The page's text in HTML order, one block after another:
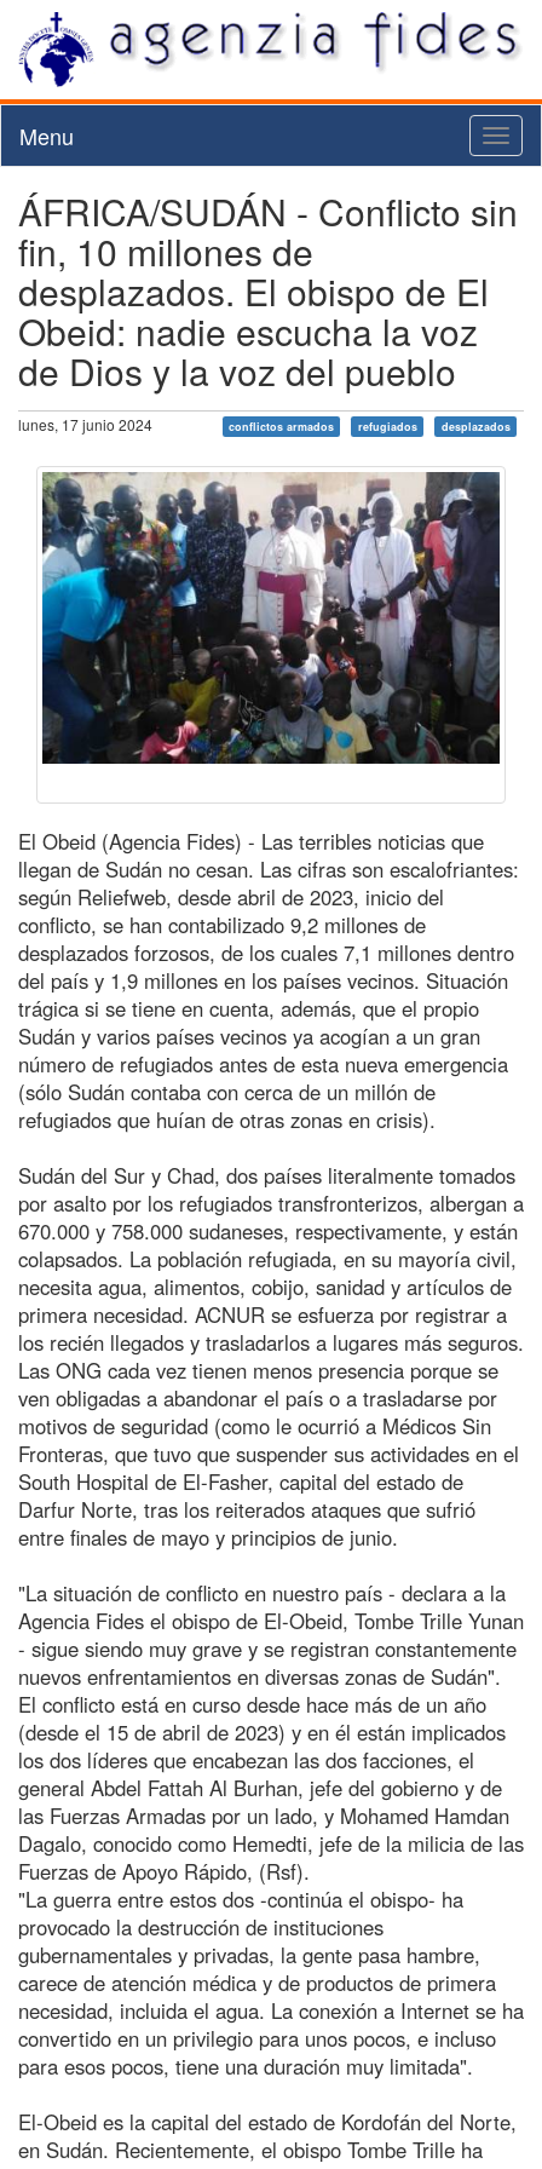
Menu
ÁFRICA/SUDÁN - Conflicto sin
fin, 10 millones de
desplazados. El obispo de El
Obeid: nadie escucha la voz
de Dios y la voz del pueblo
lunes, 17 junio 2024 conflictos armados refugiados desplazados
El Obeid (Agencia Fides) - Las terribles noticias que
llegan de Sudán no cesan. Las cifras son escalofriantes:
según Reliefweb, desde abril de 2023, inicio del
conflicto, se han contabilizado 9,2 millones de
desplazados forzosos, de los cuales 7,1 millones dentro
del país y 1,9 millones en los países vecinos. Situación
trágica si se tiene en cuenta, además, que el propio
Sudán y varios países vecinos ya acogían a un gran
número de refugiados antes de esta nueva emergencia
(sólo Sudán contaba con cerca de un millón de
refugiados que huían de otras zonas en crisis).
Sudán del Sur y Chad, dos países literalmente tomados
por asalto por los refugiados transfronterizos, albergan a
670.000 y 758.000 sudaneses, respectivamente, y están
colapsados. La población refugiada, en su mayoría civil,
necesita agua, alimentos, cobijo, sanidad y artículos de
primera necesidad. ACNUR se esfuerza por registrar a
los recién llegados y trasladarlos a lugares más seguros.
Las ONG cada vez tienen menos presencia porque se
ven obligadas a abandonar el país o a trasladarse por
motivos de seguridad (como le ocurrió a Médicos Sin
Fronteras, que tuvo que suspender sus actividades en el
South Hospital de El-Fasher, capital del estado de
Darfur Norte, tras los reiterados ataques que sufrió
entre finales de mayo y principios de junio.
"La situación de conflicto en nuestro país - declara a la
Agencia Fides el obispo de El-Obeid, Tombe Trille Yunan
- sigue siendo muy grave y se registran constantemente
nuevos enfrentamientos en diversas zonas de Sudán".
El conflicto está en curso desde hace más de un año
(desde el 15 de abril de 2023) y en él están implicados
los dos líderes que encabezan las dos facciones, el
general Abdel Fattah Al Burhan, jefe del gobierno y de
las Fuerzas Armadas por un lado, y Mohamed Hamdan
Dagalo, conocido como Hemedti, jefe de la milicia de las
Fuerzas de Apoyo Rápido, (Rsf).
"La guerra entre estos dos -continúa el obispo- ha
provocado la destrucción de instituciones
gubernamentales y privadas, la gente pasa hambre,
carece de atención médica y de productos de primera
necesidad, incluida el agua. La conexión a Internet se ha
convertido en un privilegio para unos pocos, e incluso
para esos pocos, tiene una duración muy limitada".
El-Obeid es la capital del estado de Kordofán del Norte,
en Sudán. Recientemente, el obispo Tombe Trille ha